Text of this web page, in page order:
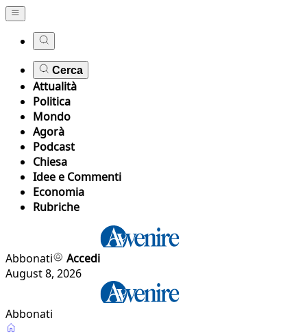
Cerca
Attualità
Politica
Mondo
Agorà
Podcast
Chiesa
Idee e Commenti
Economia
Rubriche
Abbonati
Accedi
August 8, 2026
Abbonati